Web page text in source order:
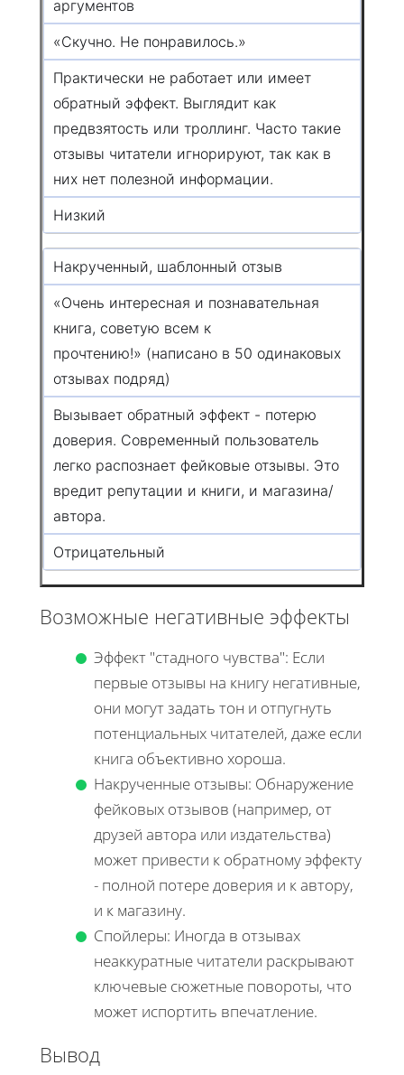
аргументов
«Скучно. Не понравилось.»
Практически не работает или имеет
обратный эффект. Выглядит как
предвзятость или троллинг. Часто такие
отзывы читатели игнорируют, так как в
них нет полезной информации.
Низкий
Накрученный, шаблонный отзыв
«Очень интересная и познавательная
книга, советую всем к
прочтению!» (написано в 50 одинаковых
отзывах подряд)
Вызывает обратный эффект - потерю
доверия. Современный пользователь
легко распознает фейковые отзывы. Это
вредит репутации и книги, и магазина/
автора.
Отрицательный
Возможные негативные эффекты
Эффект "стадного чувства": Если
первые отзывы на книгу негативные,
они могут задать тон и отпугнуть
потенциальных читателей, даже если
книга объективно хороша.
Накрученные отзывы: Обнаружение
фейковых отзывов (например, от
друзей автора или издательства)
может привести к обратному эффекту
- полной потере доверия и к автору,
и к магазину.
Спойлеры: Иногда в отзывах
неаккуратные читатели раскрывают
ключевые сюжетные повороты, что
может испортить впечатление.
Вывод